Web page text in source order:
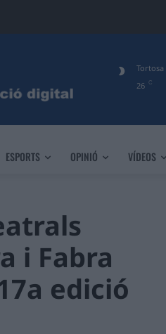
26 C
Tortosa
ESPORTS OPINIÓ VÍDEOS
i Fabra
edició